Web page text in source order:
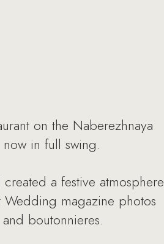
on the Naberezhnaya
in full swing.
a festive atmosphere
magazine photos
boutonnieres.